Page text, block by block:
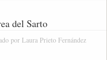
del Sarto
por Laura Prieto Fernández